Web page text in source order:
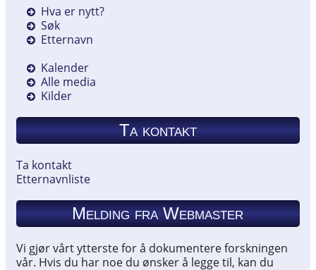
Hva er nytt?
Søk
Etternavn
Kalender
Alle media
Kilder
Ta kontakt
Ta kontakt
Etternavnliste
Melding fra Webmaster
Vi gjør vårt ytterste for å dokumentere forskningen
vår. Hvis du har noe du ønsker å legge til, kan du